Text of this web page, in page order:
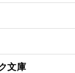
文庫